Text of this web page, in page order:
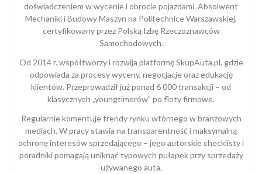
doświadczeniem w wycenie i obrocie pojazdami. Absolwent
Mechaniki i Budowy Maszyn na Politechnice Warszawskiej,
certyfikowany przez Polską Izbę Rzeczoznawców
Samochodowych.
Od 2014 r. współtworzy i rozwija platformę SkupAuta.pl, gdzie
odpowiada za procesy wyceny, negocjacje oraz edukację
klientów. Przeprowadził już ponad 6 000 transakcji – od
klasycznych „youngtimerów” po floty firmowe.
Regularnie komentuje trendy rynku wtórnego w branżowych
mediach. W pracy stawia na transparentność i maksymalną
ochronę interesów sprzedającego – jego autorskie checklisty i
poradniki pomagają uniknąć typowych pułapek przy sprzedaży
używanego auta.